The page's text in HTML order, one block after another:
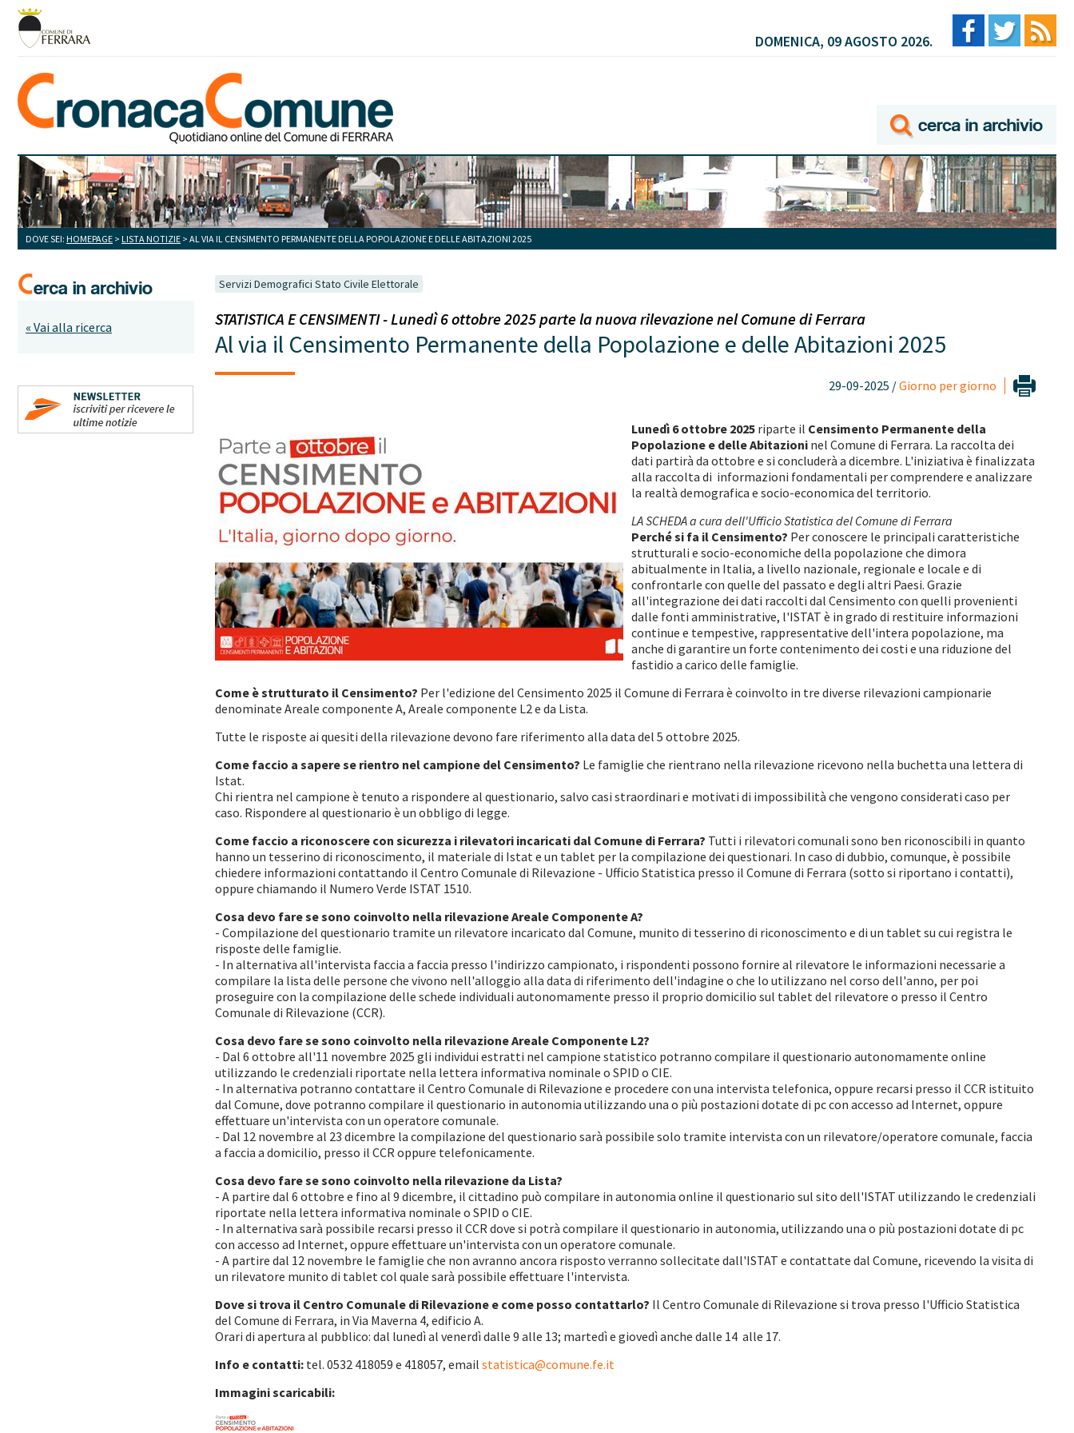
DOMENICA, 09 AGOSTO 2026.
DOVE SEI: HOMEPAGE > LISTA NOTIZIE > AL VIA IL CENSIMENTO PERMANENTE DELLA POPOLAZIONE E DELLE ABITAZIONI 2025
« Vai alla ricerca
Servizi Demografici Stato Civile Elettorale
STATISTICA E CENSIMENTI - Lunedì 6 ottobre 2025 parte la nuova rilevazione nel Comune di Ferrara
Al via il Censimento Permanente della Popolazione e delle Abitazioni 2025
29-09-2025 /Giorno per giorno
Lunedì 6 ottobre 2025 riparte il Censimento Permanente della
Popolazione e delle Abitazioni nel Comune di Ferrara. La raccolta dei
dati partirà da ottobre e si concluderà a dicembre. L'iniziativa è finalizzata
alla raccolta di informazioni fondamentali per comprendere e analizzare
la realtà demografica e socio-economica del territorio.
LA SCHEDA a cura dell'Ufficio Statistica del Comune di Ferrara
Perché si fa il Censimento? Per conoscere le principali caratteristiche
strutturali e socio-economiche della popolazione che dimora
abitualmente in Italia, a livello nazionale, regionale e locale e di
confrontarle con quelle del passato e degli altri Paesi. Grazie
all'integrazione dei dati raccolti dal Censimento con quelli provenienti
dalle fonti amministrative, l'ISTAT è in grado di restituire informazioni
continue e tempestive, rappresentative dell'intera popolazione, ma
anche di garantire un forte contenimento dei costi e una riduzione del
fastidio a carico delle famiglie.
Come è strutturato il Censimento? Per l'edizione del Censimento 2025 il Comune di Ferrara è coinvolto in tre diverse rilevazioni campionarie
denominate Areale componente A, Areale componente L2 e da Lista.
Tutte le risposte ai quesiti della rilevazione devono fare riferimento alla data del 5 ottobre 2025.
Come faccio a sapere se rientro nel campione del Censimento? Le famiglie che rientrano nella rilevazione ricevono nella buchetta una lettera di
Istat.
Chi rientra nel campione è tenuto a rispondere al questionario, salvo casi straordinari e motivati di impossibilità che vengono considerati caso per
caso. Rispondere al questionario è un obbligo di legge.
Come faccio a riconoscere con sicurezza i rilevatori incaricati dal Comune di Ferrara? Tutti i rilevatori comunali sono ben riconoscibili in quanto
hanno un tesserino di riconoscimento, il materiale di Istat e un tablet per la compilazione dei questionari. In caso di dubbio, comunque, è possibile
chiedere informazioni contattando il Centro Comunale di Rilevazione - Ufficio Statistica presso il Comune di Ferrara (sotto si riportano i contatti),
oppure chiamando il Numero Verde ISTAT 1510.
Cosa devo fare se sono coinvolto nella rilevazione Areale Componente A?
- Compilazione del questionario tramite un rilevatore incaricato dal Comune, munito di tesserino di riconoscimento e di un tablet su cui registra le
risposte delle famiglie.
- In alternativa all'intervista faccia a faccia presso l'indirizzo campionato, i rispondenti possono fornire al rilevatore le informazioni necessarie a
compilare la lista delle persone che vivono nell'alloggio alla data di riferimento dell'indagine o che lo utilizzano nel corso dell'anno, per poi
proseguire con la compilazione delle schede individuali autonomamente presso il proprio domicilio sul tablet del rilevatore o presso il Centro
Comunale di Rilevazione (CCR).
Cosa devo fare se sono coinvolto nella rilevazione Areale Componente L2?
- Dal 6 ottobre all'11 novembre 2025 gli individui estratti nel campione statistico potranno compilare il questionario autonomamente online
utilizzando le credenziali riportate nella lettera informativa nominale o SPID o CIE.
- In alternativa potranno contattare il Centro Comunale di Rilevazione e procedere con una intervista telefonica, oppure recarsi presso il CCR istituito
dal Comune, dove potranno compilare il questionario in autonomia utilizzando una o più postazioni dotate di pc con accesso ad Internet, oppure
effettuare un'intervista con un operatore comunale.
- Dal 12 novembre al 23 dicembre la compilazione del questionario sarà possibile solo tramite intervista con un rilevatore/operatore comunale, faccia
a faccia a domicilio, presso il CCR oppure telefonicamente.
Cosa devo fare se sono coinvolto nella rilevazione da Lista?
- A partire dal 6 ottobre e fino al 9 dicembre, il cittadino può compilare in autonomia online il questionario sul sito dell'ISTAT utilizzando le credenziali
riportate nella lettera informativa nominale o SPID o CIE.
- In alternativa sarà possibile recarsi presso il CCR dove si potrà compilare il questionario in autonomia, utilizzando una o più postazioni dotate di pc
con accesso ad Internet, oppure effettuare un'intervista con un operatore comunale.
- A partire dal 12 novembre le famiglie che non avranno ancora risposto verranno sollecitate dall'ISTAT e contattate dal Comune, ricevendo la visita di
un rilevatore munito di tablet col quale sarà possibile effettuare l'intervista.
Dove si trova il Centro Comunale di Rilevazione e come posso contattarlo? Il Centro Comunale di Rilevazione si trova presso l'Ufficio Statistica
del Comune di Ferrara, in Via Maverna 4, edificio A.
Orari di apertura al pubblico: dal lunedì al venerdì dalle 9 alle 13; martedì e giovedì anche dalle 14 alle 17.
Info e contatti: tel. 0532 418059 e 418057, email statistica@comune.fe.it
Immagini scaricabili: